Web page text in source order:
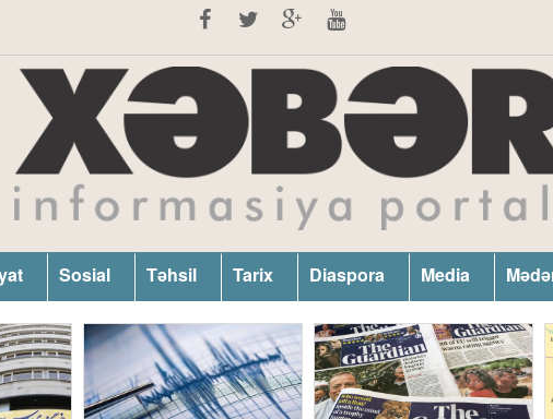
Sosial Təhsil Tarix Diaspora Media